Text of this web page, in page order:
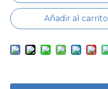
Añadir al carrito